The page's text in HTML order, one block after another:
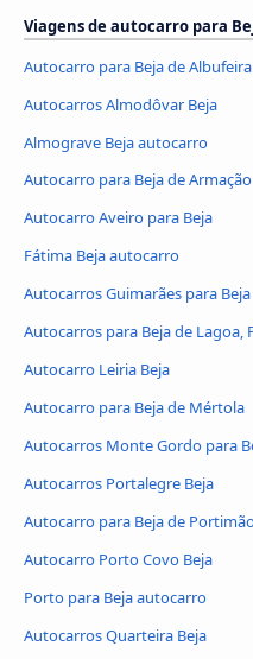
Viagens de autocarro para
Autocarro para Beja de Albufeira
Autocarros Almodôvar Beja
Almograve Beja autocarro
Autocarro para Beja de
Autocarro Aveiro para Beja
Fátima Beja autocarro
Autocarros Guimarães para Beja
Autocarros para Beja de Lagoa,
Autocarro Leiria Beja
Autocarro para Beja de Mértola
Autocarros Monte Gordo para
Autocarros Portalegre Beja
Autocarro para Beja de
Autocarro Porto Covo Beja
Porto para Beja autocarro
Autocarros Quarteira Beja